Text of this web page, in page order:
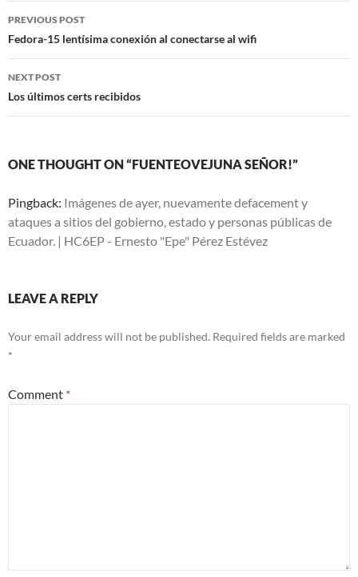
Post
navigation
PREVIOUS POST
Fedora-15 lentísima conexión al conectarse al wifi
NEXT POST
Los últimos certs recibidos
ONE THOUGHT ON “FUENTEOVEJUNA SEÑOR!”
Pingback: Imágenes de ayer, nuevamente defacement y
ataques a sitios del gobierno, estado y personas públicas de
Ecuador. | HC6EP - Ernesto "Epe" Pérez Estévez
LEAVE A REPLY
Your email address will not be published. Required fields are marked
*
Comment *